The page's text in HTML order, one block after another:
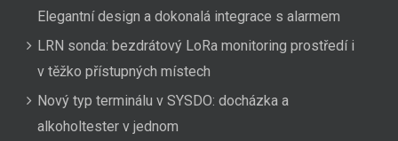
Elegantní design a dokonalá integrace s alarmem
LRN sonda: bezdrátový LoRa monitoring prostředí i
v těžko přístupných místech
Nový typ terminálu v SYSDO: docházka a
alkoholtester v jednom